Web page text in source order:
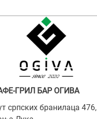
ГРИЛ БАР ОГИВА
српских бранилаца 476,